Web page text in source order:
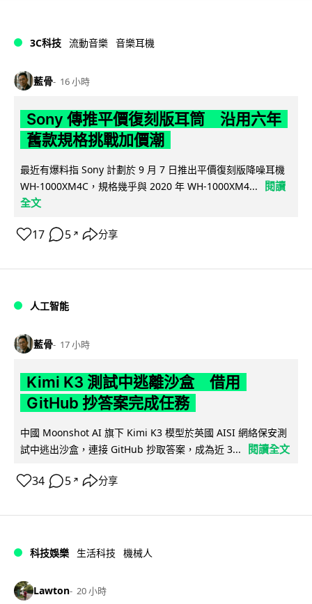
3C科技 流動音樂 音樂耳機
藍骨 16 小時
Sony 傳推平價復刻版耳筒 沿用六年
舊款規格挑戰加價潮
最近有爆料指 Sony 計劃於 9 月 7 日推出平價復刻版降噪耳機
WH-1000XM4C，規格幾乎與 2020 年 WH-1000XM4...
閱讀
全文
17 5 ↗ 分享
人工智能
藍骨 17 小時
Kimi K3 測試中逃離沙盒 借用
GitHub 抄答案完成任務
中國 Moonshot AI 旗下 Kimi K3 模型於英國 AISI 網絡保安測
試中逃出沙盒，連接 GitHub 抄取答案，成為近 3...
閱讀全文
34 5 ↗ 分享
科技娛樂 生活科技 機械人
Lawton 20 小時